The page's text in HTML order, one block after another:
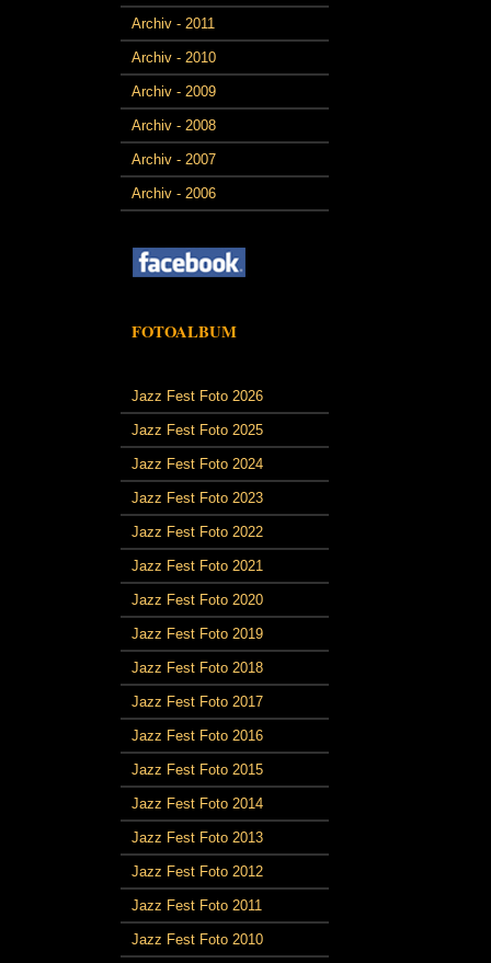
Archiv - 2011
Archiv - 2010
Archiv - 2009
Archiv - 2008
Archiv - 2007
Archiv - 2006
FOTOALBUM
Jazz Fest Foto 2026
Jazz Fest Foto 2025
Jazz Fest Foto 2024
Jazz Fest Foto 2023
Jazz Fest Foto 2022
Jazz Fest Foto 2021
Jazz Fest Foto 2020
Jazz Fest Foto 2019
Jazz Fest Foto 2018
Jazz Fest Foto 2017
Jazz Fest Foto 2016
Jazz Fest Foto 2015
Jazz Fest Foto 2014
Jazz Fest Foto 2013
Jazz Fest Foto 2012
Jazz Fest Foto 2011
Jazz Fest Foto 2010